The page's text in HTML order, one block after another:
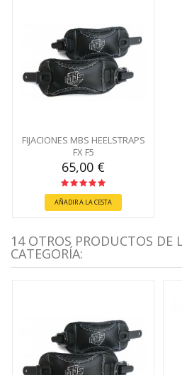
FIJACIONES MBS HEELSTRAPS
FX F5
65,00 €
AÑADIR A LA CESTA
14 OTROS PRODUCTOS DE
CATEGORÍA: